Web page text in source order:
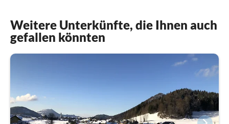
Weitere Unterkünfte, die Ihnen auch
gefallen könnten